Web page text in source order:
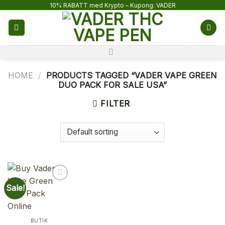
content
10% RABATT med Krypto – Kupong: VADER
HOME /
PRODUCTS TAGGED “VADER VAPE GREEN
DUO PACK FOR SALE USA”
FILTER
Sale!
BUTIK